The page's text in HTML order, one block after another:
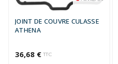
JOINT DE COUVRE CULASSE
ATHENA
36,68 € TTC